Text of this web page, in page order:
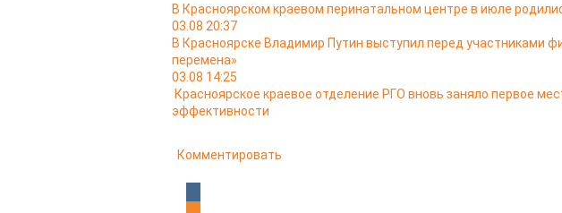
В Красноярском краевом перинатальном центре в июле
03.08 20:37
В Красноярске Владимир Путин выступил перед участниками
перемена»
03.08 14:25
Красноярское краевое отделение РГО вновь заняло первое
эффективности
Комментировать